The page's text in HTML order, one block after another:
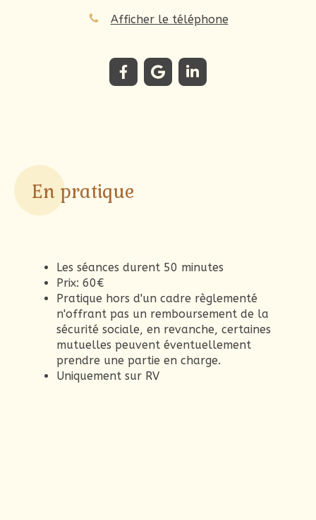
Afficher le téléphone
En pratique
Les séances durent 50 minutes
Prix: 60€
Pratique hors d'un cadre règlementé
n'offrant pas un remboursement de la
sécurité sociale, en revanche, certaines
mutuelles peuvent éventuellement
prendre une partie en charge.
Uniquement sur RV